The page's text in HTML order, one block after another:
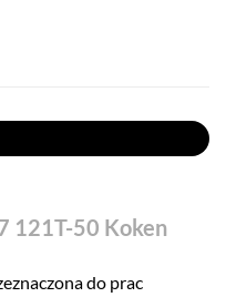
121T-50 Koken
do prac